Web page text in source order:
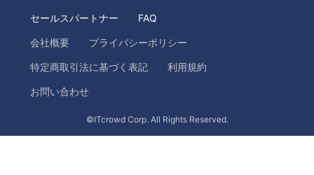
セールスパートナー FAQ
会社概要 プライバシーポリシー
特定商取引法に基づく表記 利用規約
お問い合わせ
©ITcrowd Corp. All Rights Reserved.